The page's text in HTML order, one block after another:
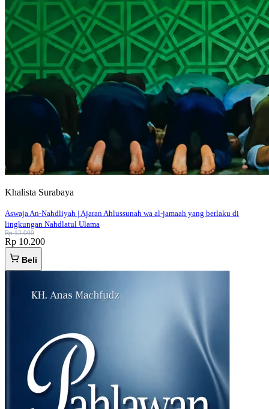
Khalista Surabaya
Aswaja An-Nahdliyah | Ajaran Ahlussunah wa al-jamaah yang berlaku di
lingkungan Nahdlatul Ulama
Rp 12.000
Rp 10.200
Beli